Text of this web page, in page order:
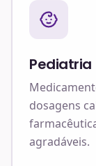
Pediatria
dosagens
agradáveis.